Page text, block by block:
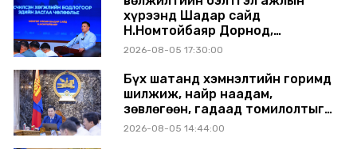
хүрээнд Шадар сайд
Н.Номтойбаяр Дорнод,
Сүхбаатар аймагт ажиллав
2026-08-05 17:30:00
Бүх шатанд хэмнэлтийн горимд
шилжиж, найр наадам,
зөвлөгөөн, гадаад томилолтыг
хориглолоо
2026-08-05 14:44:00